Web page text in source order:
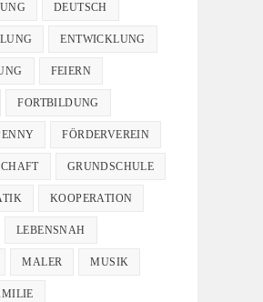
DEUTSCH
ENTWICKLUNG
FEIERN
FORTBILDUNG
FÖRDERVEREIN
GRUNDSCHULE
KOOPERATION
LEBENSNAH
MALER MUSIK